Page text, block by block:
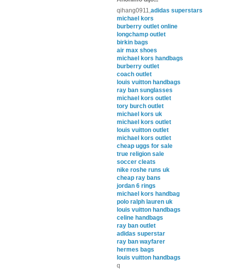
qihang0911,adidas superstars
michael kors
burberry outlet online
longchamp outlet
birkin bags
air max shoes
michael kors handbags
burberry outlet
coach outlet
louis vuitton handbags
ray ban sunglasses
michael kors outlet
tory burch outlet
michael kors uk
michael kors outlet
louis vuitton outlet
michael kors outlet
cheap uggs for sale
true religion sale
soccer cleats
nike roshe runs uk
cheap ray bans
jordan 6 rings
michael kors handbag
polo ralph lauren uk
louis vuitton handbags
celine handbags
ray ban outlet
adidas superstar
ray ban wayfarer
hermes bags
louis vuitton handbags
q